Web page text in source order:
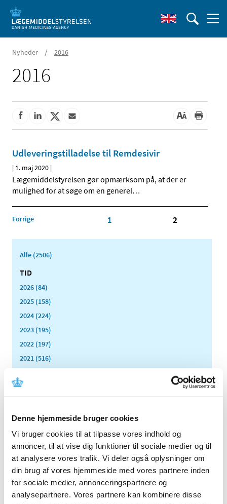
Denne hjemmeside bruger cookies
Vi bruger cookies til at tilpasse vores indhold og
annoncer, til at vise dig funktioner til sociale medier og til
at analysere vores trafik. Vi deler også oplysninger om
din brug af vores hjemmeside med vores partnere inden
for sociale medier, annonceringspartnere og
analysepartnere. Vores partnere kan kombinere disse
Nyheder / 2016
2016
Udleveringstilladelse til Remdesivir
| 1. maj 2020 |
Lægemiddelstyrelsen gør opmærksom på, at der er
mulighed for at søge om en generel…
Forrige 1 2
Alle (2506)
TID
2026 (84)
2025 (158)
2024 (224)
2023 (195)
2022 (197)
2021 (516)
november (33)
september (20)
august (17)
juli (11)
juni (21)
maj (21)
april (24)